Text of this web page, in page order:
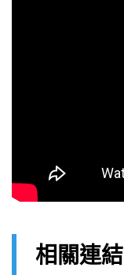
相關連結